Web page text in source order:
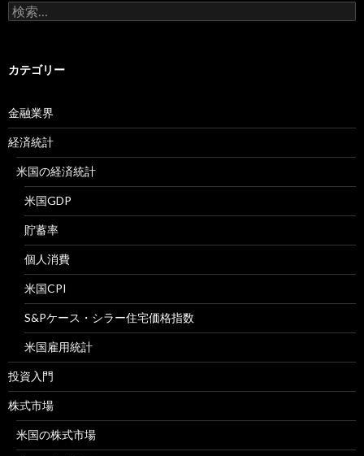
検
索:
カテゴリー
金融業界
経済統計
米国の経済統計
米国GDP
貯蓄率
個人消費
米国CPI
S&Pケース・シラー住宅価格指数
米国雇用統計
投資入門
株式市場
米国の株式市場